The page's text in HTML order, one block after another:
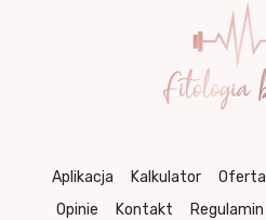
Aplikacja Kalkulator Oferta
Opinie
Kontakt Regulamin